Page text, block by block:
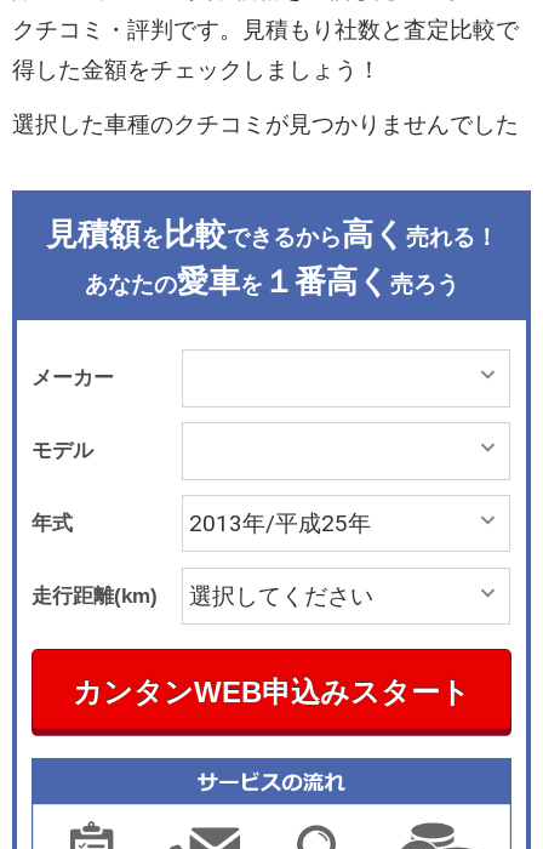
クチコミ・評判です。見積もり社数と査定比較で
得した金額をチェックしましょう！
選択した車種のクチコミが見つかりませんでした
見積額を 比較できるから高く 売れる！
あなたの愛車を １番高く 売ろう
メーカー
モデル
年式
走行距離(km)
カンタンWEB申込みスタート